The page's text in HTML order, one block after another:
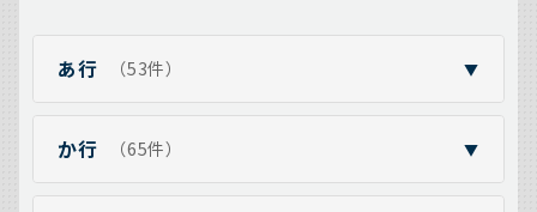
あ行 （53件） ▼
か行 （65件） ▼